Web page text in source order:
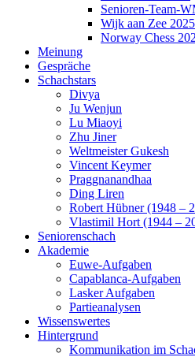
Senioren-Team-
Wijk aan Zee 2025
Norway Chess
Meinung
Gespräche
Schachstars
Divya
Ju Wenjun
Lu Miaoyi
Zhu Jiner
Weltmeister Gukesh
Vincent Keymer
Praggnanandhaa
Ding Liren
Robert Hübner (1948 –
Vlastimil Hort (1944 –
Seniorenschach
Akademie
Euwe-Aufgaben
Capablanca-Aufgaben
Lasker Aufgaben
Partieanalysen
Wissenswertes
Hintergrund
Kommunikation im